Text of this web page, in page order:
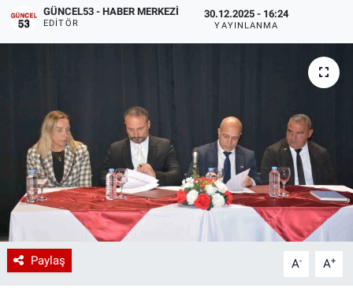
GÜNCEL53 - HABER MERKEZI
EDITÖR
30.12.2025 - 16:24
YAYINLANMA
Paylaş A- A+